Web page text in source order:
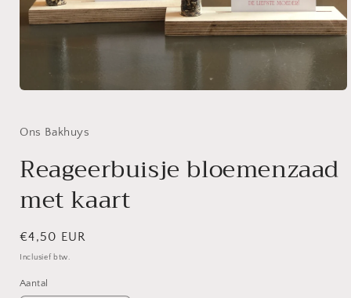
in
Ons Bakhuys
Reageerbuisje bloemenzaad
met kaart
Normale
prijs
€4,50 EUR
Inclusief btw.
Aantal